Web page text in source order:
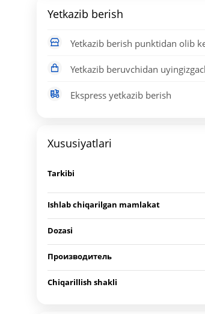
Yetkazib berish
Yetkazib berish punktidan olib
Yetkazib beruvchidan
Ekspress yetkazib berish
Xususiyatlari
Tarkibi
Ishlab chiqarilgan mamlakat
Dozasi
Производитель
Chiqarillish shakli